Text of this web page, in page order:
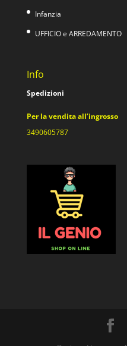
Infanzia
UFFICIO e ARREDAMENTO
Info
Spedizioni
Per la vendita all’ingrosso
3490605787